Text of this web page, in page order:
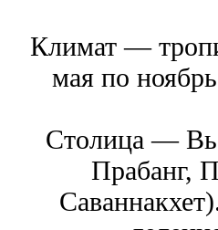
Климат —
мая по
Столица —
Прабанг,